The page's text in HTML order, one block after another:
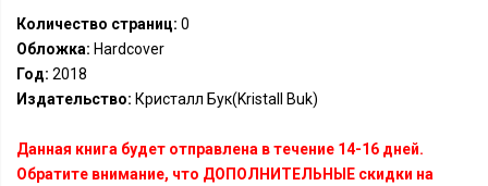
Количество страниц: 0
Обложка: Hardcover
Год: 2018
Издательство: Кристалл Бук(Kristall Buk)
Данная книга будет отправлена в течение 14-16 дней.
Обратите внимание, что ДОПОЛНИТЕЛЬНЫЕ скидки на